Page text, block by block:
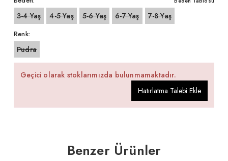
3-4 Yaş 4-5 Yaş 5-6 Yaş 6-7 Yaş 7-8 Yaş
Renk:
Pudra
Geçici olarak stoklarımızda bulunmamaktadır.
Hatırlatma Talebi Ekle
Benzer Ürünler